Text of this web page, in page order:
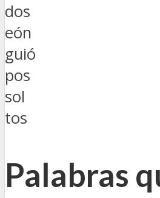
dos
eón
guió
pos
sol
tos
Palabras